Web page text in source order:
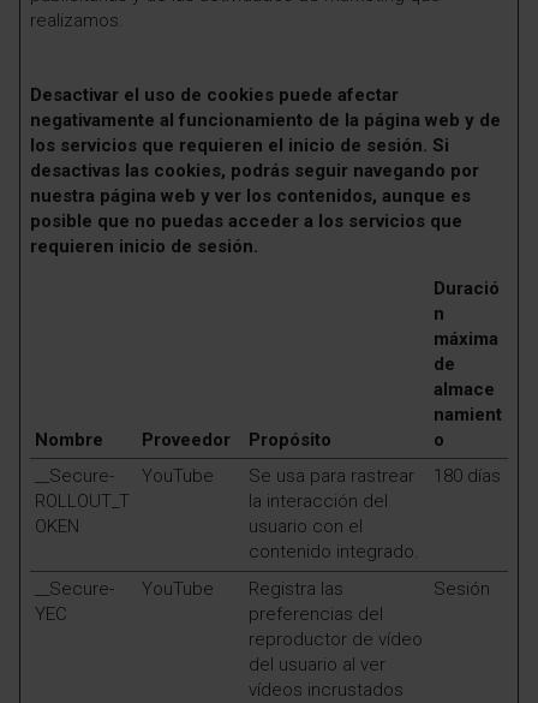
realizamos.
Desactivar el uso de cookies puede afectar
negativamente al funcionamiento de la página web y de
los servicios que requieren el inicio de sesión. Si
desactivas las cookies, podrás seguir navegando por
nuestra página web y ver los contenidos, aunque es
posible que no puedas acceder a los servicios que
requieren inicio de sesión.
Nombre Proveedor Propósito
Duració
n
máxima
de
almace
namient
o
__Secure-
ROLLOUT_T
OKEN
YouTube
Se usa para rastrear
la interacción del
usuario con el
contenido integrado.
180 días
__Secure-
YEC
YouTube
Registra las
preferencias del
reproductor de vídeo
del usuario al ver
vídeos incrustados
Sesión